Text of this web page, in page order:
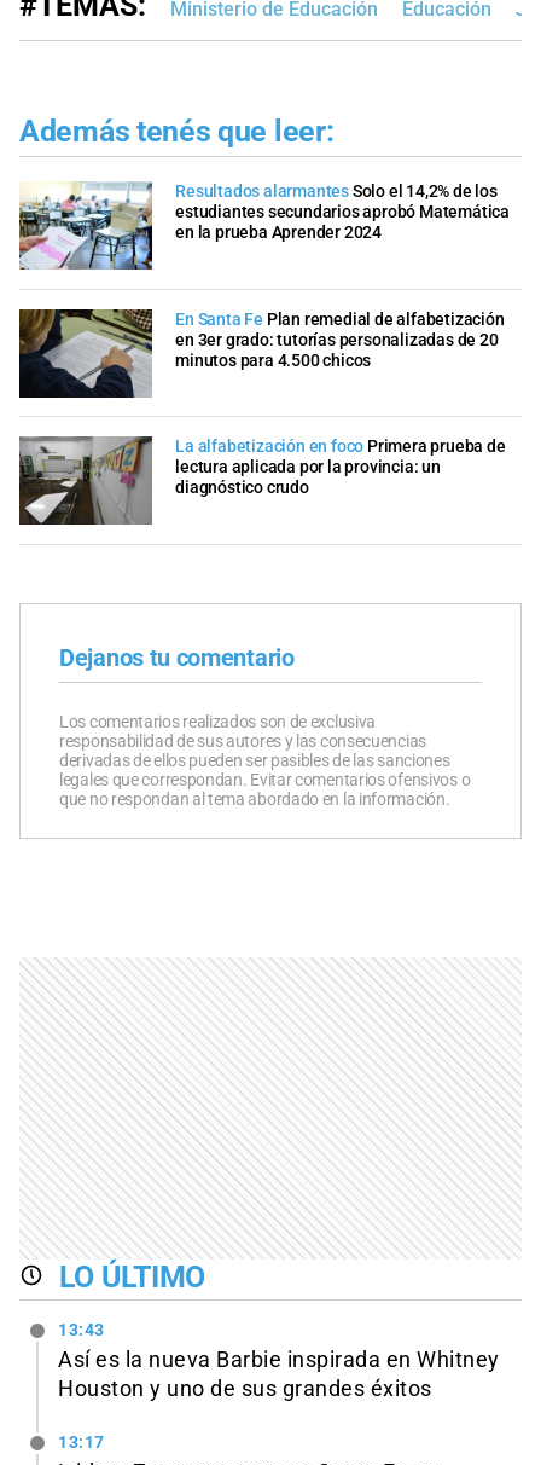
Ministerio de Educación Educación
Además tenés que leer:
Resultados alarmantesSolo el 14,2% de los
estudiantes secundarios aprobó Matemática
en la prueba Aprender 2024
En Santa Fe Plan remedial de alfabetización
en 3er grado: tutorías personalizadas de 20
minutos para 4.500 chicos
La alfabetización en foco Primera prueba de
lectura aplicada por la provincia: un
diagnóstico crudo
Dejanos tu comentario
Los comentarios realizados son de exclusiva
responsabilidad de sus autores y las consecuencias
derivadas de ellos pueden ser pasibles de las sanciones
legales que correspondan. Evitar comentarios ofensivos o
que no respondan al tema abordado en la información.
LO ÚLTIMO
13:43
Así es la nueva Barbie inspirada en Whitney
Houston y uno de sus grandes éxitos
13:17